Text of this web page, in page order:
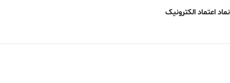
نماد اعتماد الکترونیک